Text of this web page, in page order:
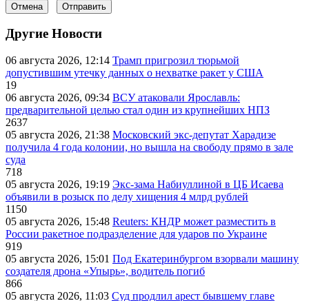
Отмена Отправить
Другие Новости
06 августа 2026, 12:14 Трамп пригрозил тюрьмой
допустившим утечку данных о нехватке ракет у США
19
06 августа 2026, 09:34 ВСУ атаковали Ярославль:
предварительной целью стал один из крупнейших НПЗ
2637
05 августа 2026, 21:38 Московский экс-депутат Харадизе
получила 4 года колонии, но вышла на свободу прямо в зале
суда
718
05 августа 2026, 19:19 Экс-зама Набиуллиной в ЦБ Исаева
объявили в розыск по делу хищения 4 млрд рублей
1150
05 августа 2026, 15:48 Reuters: КНДР может разместить в
России ракетное подразделение для ударов по Украине
919
05 августа 2026, 15:01 Под Екатеринбургом взорвали машину
создателя дрона «Упырь», водитель погиб
866
05 августа 2026, 11:03 Суд продлил арест бывшему главе